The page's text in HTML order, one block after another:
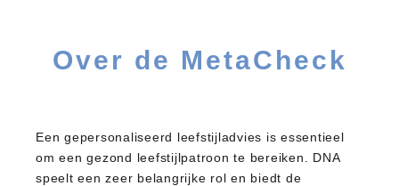
Over de MetaCheck
Een gepersonaliseerd leefstijladvies is essentieel
om een gezond leefstijlpatroon te bereiken. DNA
speelt een zeer belangrijke rol en biedt de